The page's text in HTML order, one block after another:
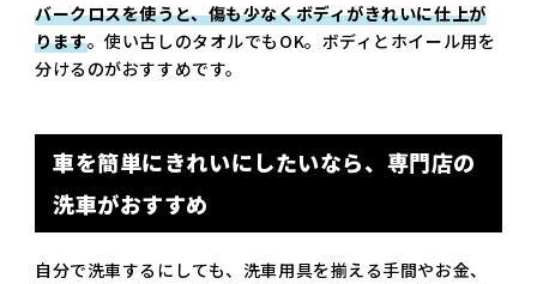
バークロスを使うと、傷も少なくボディがきれいに仕上が
ります。使い古しのタオルでもOK。ボディとホイール用を
分けるのがおすすめです。
車を簡単にきれいにしたいなら、専門店の
洗車がおすすめ
自分で洗車するにしても、洗車用具を揃える手間やお金、